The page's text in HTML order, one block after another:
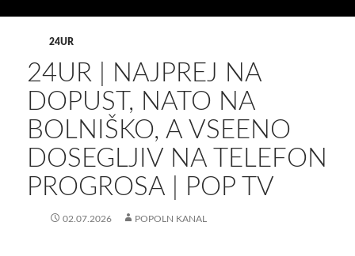
24UR
24UR | NAJPREJ NA
DOPUST, NATO NA
BOLNIŠKO, A VSEENO
DOSEGLJIV NA TELEFON
PROGROSA | POP TV
02.07.2026 POPOLN KANAL